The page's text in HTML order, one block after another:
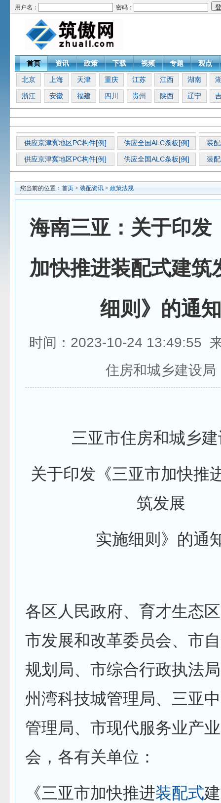
用户名： 密码：
首页 资讯 政策 下载 视频 专题 观点
北京 上海 天津 重庆 江苏 江西 湖南
浙江 安徽 福建 四川 贵州 陕西 辽宁
供应京津冀地区PC构件[例] 供应全国ALC条板[例] 装
供应京津冀地区PC构件[例] 供应全国ALC条板[例] 装
您当前的位置： 首页 > 装配资讯 > 政策法规
海南三亚：关于印发
加快推进装配式建筑
细则》的通知
时间：2023-10-24 13:49:55
住房和城乡建设局
三亚市住房和城乡
关于印发《三亚市加快推
筑发展
实施细则》的通
各区人民政府、育才生态
市发展和改革委员会、市
规划局、市综合行政执法
州湾科技城管理局、 三亚
管理局、市现代服务业产
会，各有关单位：
《三亚市加快推进装配式